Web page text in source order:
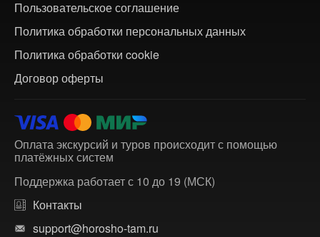
Пользовательское соглашение
Политика обработки персональных данных
Политика обработки cookie
Договор оферты
Оплата экскурсий и туров происходит с помощью
платёжных систем
Поддержка работает с 10 до 19 (МСК)
Контакты
support@horosho-tam.ru